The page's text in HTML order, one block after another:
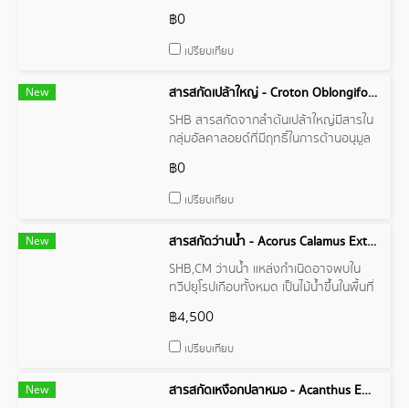
มอ่อนๆ ผลเดี่ยวกลม ปลายผลเป็นร่อง
฿0
เปรียบเทียบ
New
สารสกัดเปล้าใหญ่ - Croton Oblongifolius Extract
SHB สารสกัดจากลำต้นเปล้าใหญ่มีสารใน
กลุ่มอัลคาลอยด์ที่มีฤทธิ์ในการต้านอนุมูล
สาเหตุของโรคกลาก และมีสารฟลาโว
นอยด์
฿0
เปรียบเทียบ
New
สารสกัดว่านน้ำ - Acorus Calamus Extract
SHB,CM ว่านน้ำ แหล่งกำเนิดอาจพบใน
ทวีปยุโรปเกือบทั้งหมด เป็นไม้น้ำขึ้นในพื้นที่
คูคลอง เหง้าและรากมีน้ำมันหอมระเหยซึ่ง
มีกลิ่นเฉพาะ และมีสาร β-asarone ที่มีฤทธิ์
฿4,500
เปรียบเทียบ
New
สารสกัดเหงือกปลาหมอ - Acanthus Ebracteatus Extract